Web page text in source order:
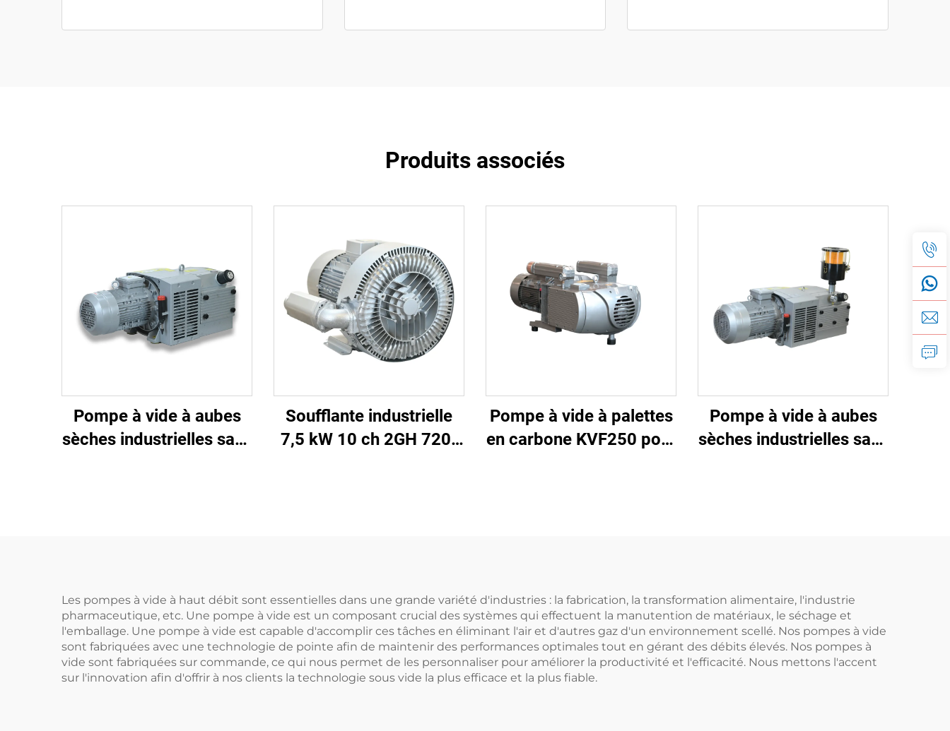
Produits associés
Pompe à vide à aubes
sèches industrielles sans
Soufflante industrielle
7,5 kW 10 ch 2GH 720-
Pompe à vide à palettes
en carbone KVF250 pour
Pompe à vide à aubes
sèches industrielles sans
Les pompes à vide à haut débit sont essentielles dans une grande variété d'industries : la fabrication, la transformation alimentaire, l'industrie
pharmaceutique, etc. Une pompe à vide est un composant crucial des systèmes qui effectuent la manutention de matériaux, le séchage et
l'emballage. Une pompe à vide est capable d'accomplir ces tâches en éliminant l'air et d'autres gaz d'un environnement scellé. Nos pompes à vide
sont fabriquées avec une technologie de pointe afin de maintenir des performances optimales tout en gérant des débits élevés. Nos pompes à
vide sont fabriquées sur commande, ce qui nous permet de les personnaliser pour améliorer la productivité et l'efficacité. Nous mettons l'accent
sur l'innovation afin d'offrir à nos clients la technologie sous vide la plus efficace et la plus fiable.